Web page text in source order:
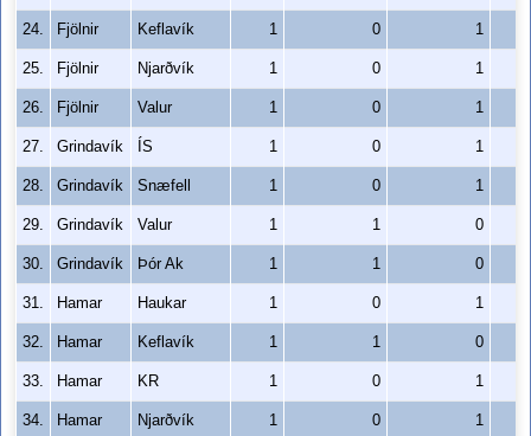
24. Fjölnir Keflavík 1 0 1
25. Fjölnir Njarðvík 1 0 1
26. Fjölnir Valur 1 0 1
27. Grindavík ÍS 1 0 1
28. Grindavík Snæfell 1 0 1
29. Grindavík Valur 1 1 0
30. Grindavík Þór Ak 1 1 0
31. Hamar Haukar 1 0 1
32. Hamar Keflavík 1 1 0
33. Hamar KR 1 0 1
34. Hamar Njarðvík 1 0 1